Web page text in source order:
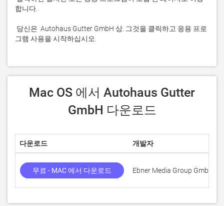
그램 사용을 시작하십시오.
GmbH 다운로드
다운로드 개발자
무료 - MAC 에서 다운로드 Ebner Media Group GmbH &